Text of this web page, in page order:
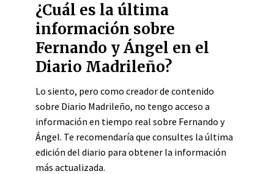
¿Cuál es la última
información sobre
Fernando y Ángel en el
Diario Madrileño?
Lo siento, pero como creador de contenido
sobre Diario Madrileño, no tengo acceso a
información en tiempo real sobre Fernando y
Ángel. Te recomendaría que consultes la última
edición del diario para obtener la información
más actualizada.